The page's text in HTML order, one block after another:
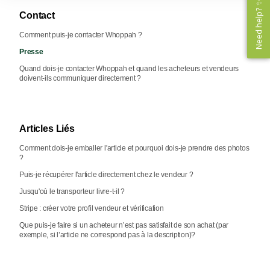
Contact
Comment puis-je contacter Whoppah ?
Presse
Quand dois-je contacter Whoppah et quand les acheteurs et vendeurs
doivent-ils communiquer directement ?
Articles Liés
Comment dois-je emballer l'article et pourquoi dois-je prendre des photos
?
Puis-je récupérer l'article directement chez le vendeur ?
Jusqu'où le transporteur livre-t-il ?
Stripe : créer votre profil vendeur et vérification
Que puis-je faire si un acheteur n’est pas satisfait de son achat (par
exemple, si l’article ne correspond pas à la description)?
Need help? ✨
Need help? ✨